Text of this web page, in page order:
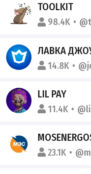
TOOLKIT
98.4K
ЛАВКА
14.8K
LIL PAY
11.4K
23.1K